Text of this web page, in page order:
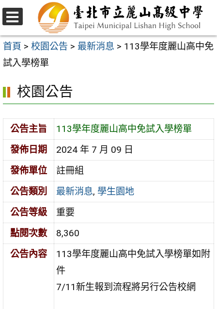
跳
至
主
要
容
區
選
單
首頁 > 校園公告 > 最新消息 > 113學年度麗山高中免
試入學榜單
校園公告
公告主旨
113學年度麗山高中免試入學榜單
發佈日期
2024 年 7 月 09 日
發佈單位
註冊組
公告類別
最新消息, 學生園地
公告等級
重要
點閱次數
8,360
公告內容
113學年度麗山高中免試入學榜單如附
件
7/11新生報到流程將另行公告校網